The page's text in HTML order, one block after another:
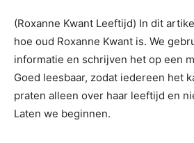
(Roxanne Kwant Leeftijd) In dit
hoe oud Roxanne Kwant is. We
informatie en schrijven het op een
Goed leesbaar, zodat iedereen het
praten alleen over haar leeftijd en
Laten we beginnen.